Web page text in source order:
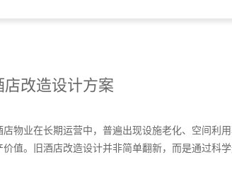
店改造设计方案
店物业在长期运营中，普遍出现设施老化、空间利
价值。旧酒店改造设计并非简单翻新，而是通过科学